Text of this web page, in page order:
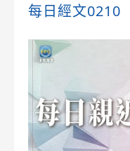
每日經文0210